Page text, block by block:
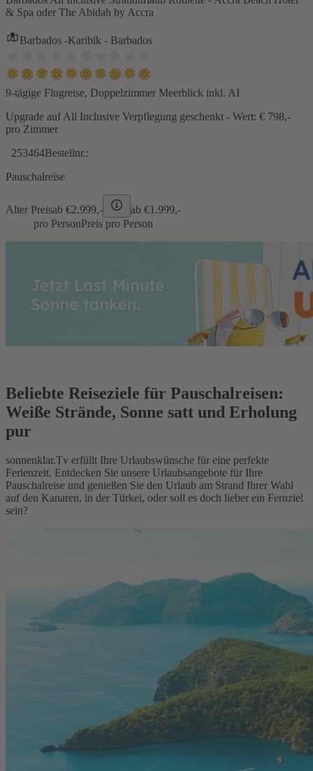
& Spa oder The Abidah by Accra
Barbados -Karibik - Barbados
9-tägige Flugreise, Doppelzimmer Meerblick inkl. AI
Upgrade auf All Inclusive Verpflegung geschenkt - Wert: € 798,-
pro Zimmer
253464Bestellnr.:
Pauschalreise
Alter Preisab €2.999,- ab €1.999,-
pro PersonPreis pro Person
Beliebte Reiseziele für Pauschalreisen:
Weiße Strände, Sonne satt und Erholung
pur
sonnenklar.Tv erfüllt Ihre Urlaubswünsche für eine perfekte
Ferienzeit. Entdecken Sie unsere Urlaubsangebote für Ihre
Pauschalreise und genießen Sie den Urlaub am Strand Ihrer Wahl
auf den Kanaren, in der Türkei, oder soll es doch lieber ein Fernziel
sein?